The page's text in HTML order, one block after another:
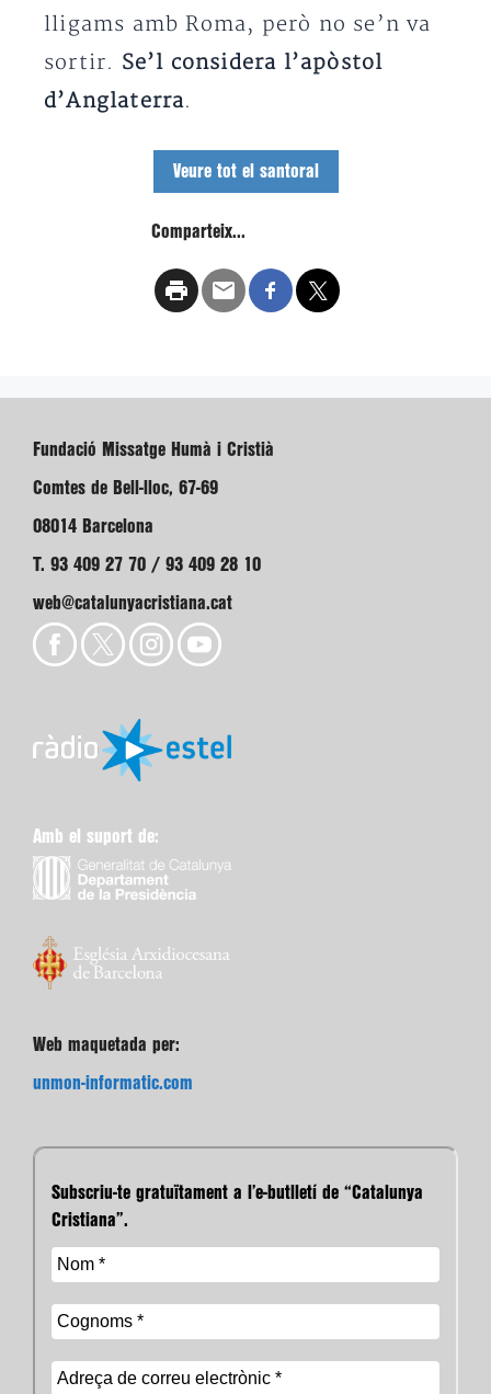
lligams amb Roma, però no se’n va
sortir. Se’l considera l’apòstol
d’Anglaterra.
Veure tot el santoral
Comparteix...
Fundació Missatge Humà i Cristià
Comtes de Bell-lloc, 67-69
08014 Barcelona
T. 93 409 27 70 / 93 409 28 10
web@catalunyacristiana.cat
Amb el suport de:
Web maquetada per:
unmon-informatic.com
Subscriu-te gratuïtament a l’e-butlletí de “Catalunya
Cristiana”.